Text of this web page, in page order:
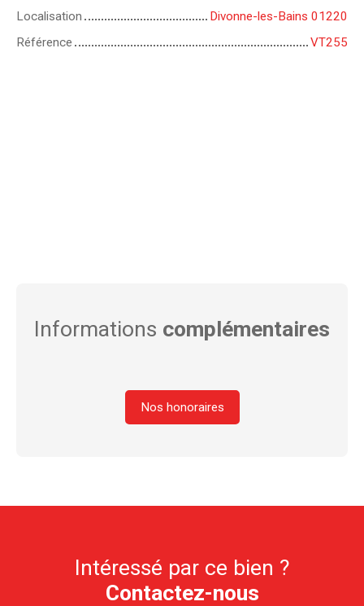
Localisation
Divonne-les-Bains 01220
Référence
VT255
Informations complémentaires
Nos honoraires
Intéressé par ce bien ?
Contactez-nous